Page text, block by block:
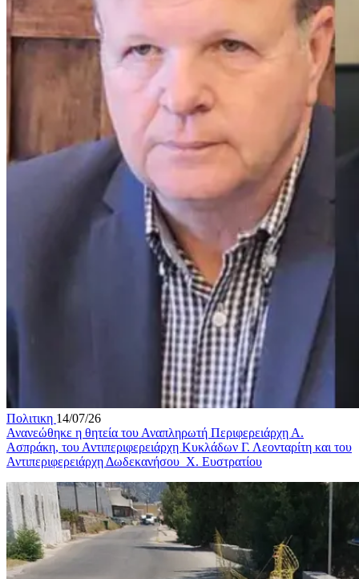
Πολιτικη 14/07/26
Ανανεώθηκε η θητεία του Αναπληρωτή Περιφερειάρχη Α.
Ασπράκη, του Αντιπεριφερειάρχη Κυκλάδων Γ. Λεονταρίτη και του
Αντιπεριφερειάρχη Δωδεκανήσου Χ. Ευστρατίου